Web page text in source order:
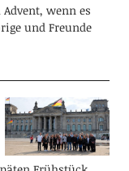
wenn es
und Freunde